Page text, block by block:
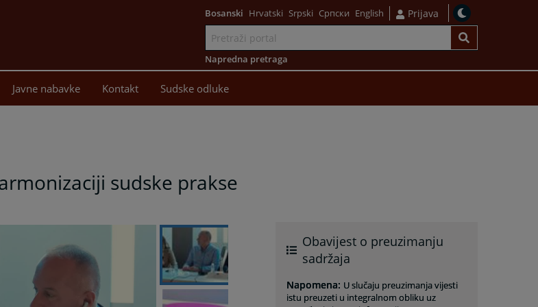
Bosanski Hrvatski Srpski Српски English Prijava
Napredna pretraga
Javne nabavke Kontakt Sudske odluke
sudske prakse
Obavijest o preuzimanju
sadržaja
Napomena: U slučaju preuzimanja vijesti
istu preuzeti u integralnom obliku uz